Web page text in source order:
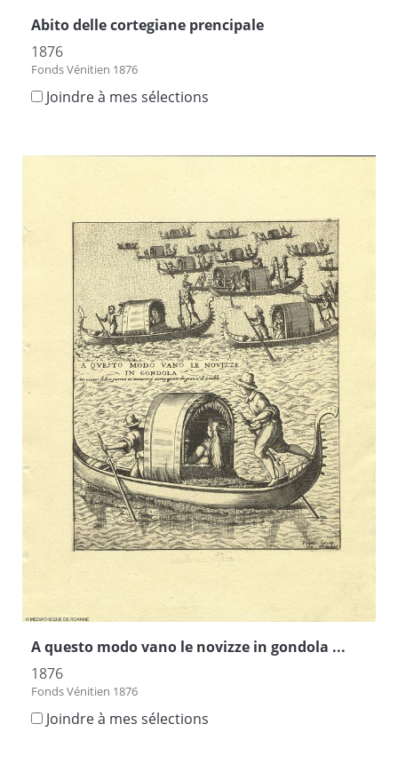
Abito delle cortegiane prencipale
1876
Fonds Vénitien 1876
Joindre à mes sélections
A questo modo vano le novizze in gondola ...
1876
Fonds Vénitien 1876
Joindre à mes sélections